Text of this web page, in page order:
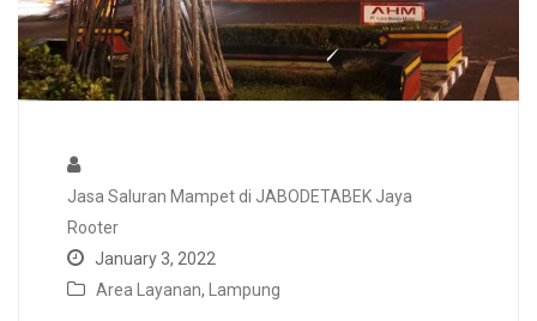
Jasa Saluran Mampet di JABODETABEK Jaya
Rooter
January 3, 2022
Area Layanan, Lampung